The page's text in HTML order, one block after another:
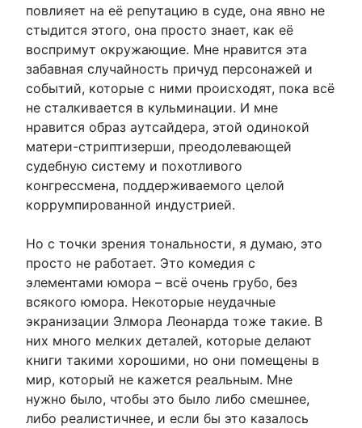
повлияет на её репутацию в суде, она явно не
стыдится этого, она просто знает, как её
воспримут окружающие. Мне нравится эта
забавная случайность причуд персонажей и
событий, которые с ними происходят, пока всё
не сталкивается в кульминации. И мне
нравится образ аутсайдера, этой одинокой
матери-стриптизерши, преодолевающей
судебную систему и похотливого
конгрессмена, поддерживаемого целой
коррумпированной индустрией.
Но с точки зрения тональности, я думаю, это
просто не работает. Это комедия с
элементами юмора – всё очень грубо, без
всякого юмора. Некоторые неудачные
экранизации Элмора Леонарда тоже такие. В
них много мелких деталей, которые делают
книги такими хорошими, но они помещены в
мир, который не кажется реальным. Мне
нужно было, чтобы это было либо смешнее,
либо реалистичнее, и если бы это казалось